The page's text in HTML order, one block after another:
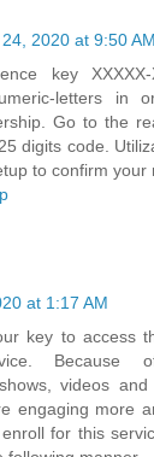
2020 at 9:50 AM
key XXXXX-
letters in
Go to the
digits code.
to confirm your
at 1:17 AM
key to access
Because
videos
engaging more
for this